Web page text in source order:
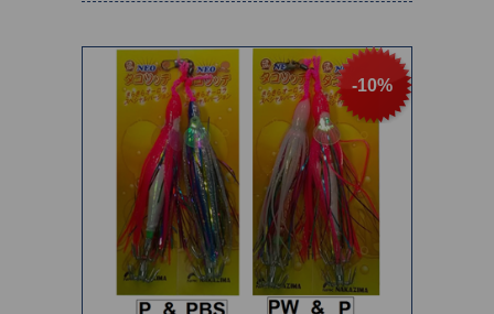
-10%